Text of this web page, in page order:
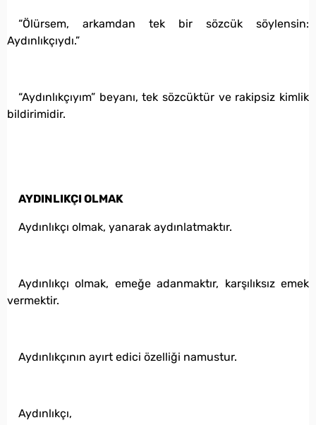
“Ölürsem, arkamdan tek bir sözcük söylensin:
Aydınlıkçıydı.”
“Aydınlıkçıyım” beyanı, tek sözcüktür ve rakipsiz kimlik
bildirimidir.
AYDINLIKÇI OLMAK
Aydınlıkçı olmak, yanarak aydınlatmaktır.
Aydınlıkçı olmak, emeğe adanmaktır, karşılıksız emek
vermektir.
Aydınlıkçının ayırt edici özelliği namustur.
Aydınlıkçı,